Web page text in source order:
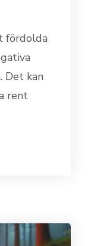
fördolda
Det kan
rent